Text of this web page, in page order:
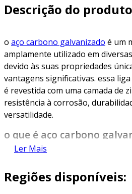
Descrição do produto
o aço carbono galvanizado é um
amplamente utilizado em
devido às suas propriedades
vantagens significativas. essa
é revestida com uma camada de
resistência à corrosão,
versatilidade.
o que é aço carbono
o aço carbono galvanizado é
onde o aço carbono é imerso em
Ler Mais
Regiões disponíveis: